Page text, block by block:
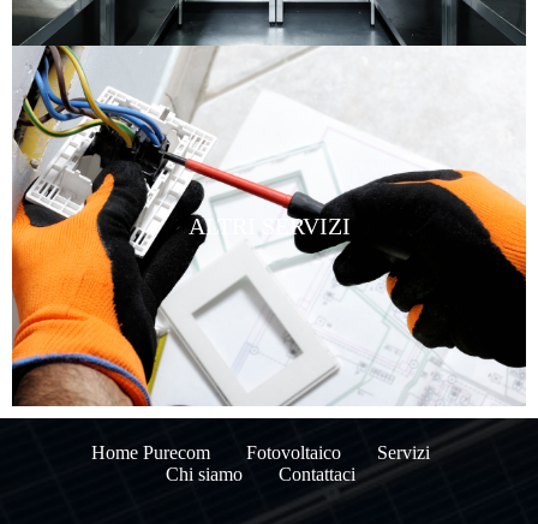
ALTRI SERVIZI
Home Purecom Fotovoltaico
Servizi
Chi siamo
Contattaci